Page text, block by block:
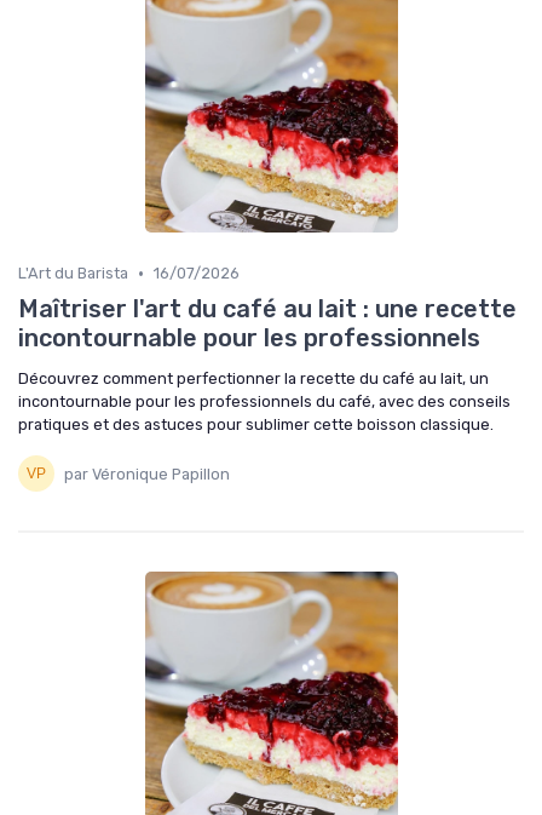
L'Art du Barista • 16/07/2026
Maîtriser l'art du café au lait : une recette
incontournable pour les professionnels
Découvrez comment perfectionner la recette du café au lait, un
incontournable pour les professionnels du café, avec des conseils
pratiques et des astuces pour sublimer cette boisson classique.
par Véronique Papillon